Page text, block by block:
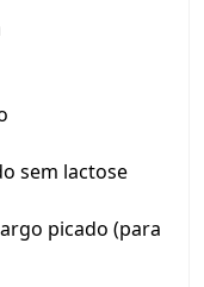
sem lactose
picado (para